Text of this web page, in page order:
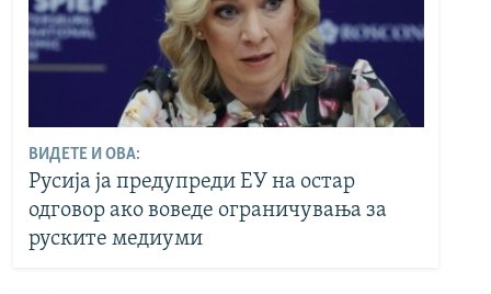
ВИДЕТЕ И ОВА:
Русија ја предупреди ЕУ на остар
одговор ако воведе ограничувања за
руските медиуми